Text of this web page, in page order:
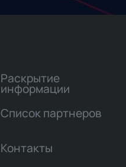
Раскрытие
информации
Список партнеров
Контакты